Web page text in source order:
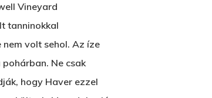
Vineyard
tanninokkal
volt sehol. Az íze
Ne csak
hogy Haver ezzel